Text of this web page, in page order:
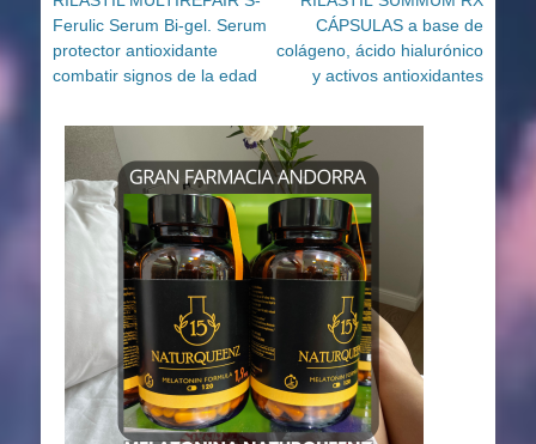
entradas
anterior:
Ferulic Serum Bi-gel. Serum
protector antioxidante
combatir signos de la edad
siguiente:CÁPSULAS a base de
colágeno, ácido hialurónico
y activos antioxidantes